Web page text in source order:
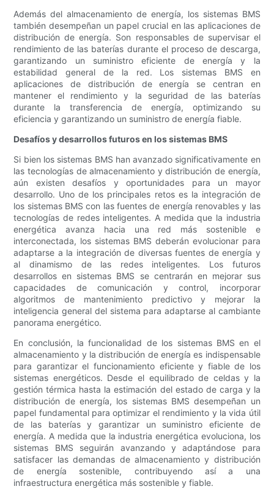
Además del almacenamiento de energía, los sistemas BMS
también desempeñan un papel crucial en las aplicaciones de
distribución de energía. Son responsables de supervisar el
rendimiento de las baterías durante el proceso de descarga,
garantizando un suministro eficiente de energía y la
estabilidad general de la red. Los sistemas BMS en
aplicaciones de distribución de energía se centran en
mantener el rendimiento y la seguridad de las baterías
durante la transferencia de energía, optimizando su
eficiencia y garantizando un suministro de energía fiable.
Desafíos y desarrollos futuros en los sistemas BMS
Si bien los sistemas BMS han avanzado significativamente en
las tecnologías de almacenamiento y distribución de energía,
aún existen desafíos y oportunidades para un mayor
desarrollo. Uno de los principales retos es la integración de
los sistemas BMS con las fuentes de energía renovables y las
tecnologías de redes inteligentes. A medida que la industria
energética avanza hacia una red más sostenible e
interconectada, los sistemas BMS deberán evolucionar para
adaptarse a la integración de diversas fuentes de energía y
al dinamismo de las redes inteligentes. Los futuros
desarrollos en sistemas BMS se centrarán en mejorar sus
capacidades de comunicación y control, incorporar
algoritmos de mantenimiento predictivo y mejorar la
inteligencia general del sistema para adaptarse al cambiante
panorama energético.
En conclusión, la funcionalidad de los sistemas BMS en el
almacenamiento y la distribución de energía es indispensable
para garantizar el funcionamiento eficiente y fiable de los
sistemas energéticos. Desde el equilibrado de celdas y la
gestión térmica hasta la estimación del estado de carga y la
distribución de energía, los sistemas BMS desempeñan un
papel fundamental para optimizar el rendimiento y la vida útil
de las baterías y garantizar un suministro eficiente de
energía. A medida que la industria energética evoluciona, los
sistemas BMS seguirán avanzando y adaptándose para
satisfacer las demandas de almacenamiento y distribución
de energía sostenible, contribuyendo así a una
infraestructura energética más sostenible y fiable.